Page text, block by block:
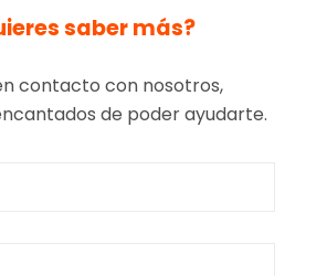
saber más?
contacto con nosotros,
de poder ayudarte.